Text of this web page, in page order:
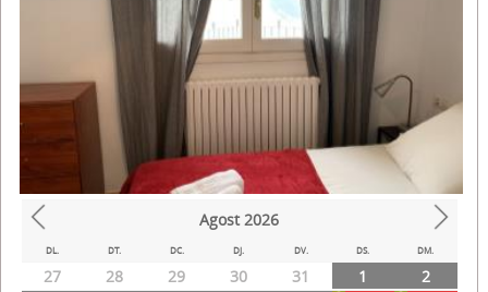
Prev Next
Agost 2026
DL. DT. DC. DJ. DV. DS. DM.
27 28 29 30 31 1
2